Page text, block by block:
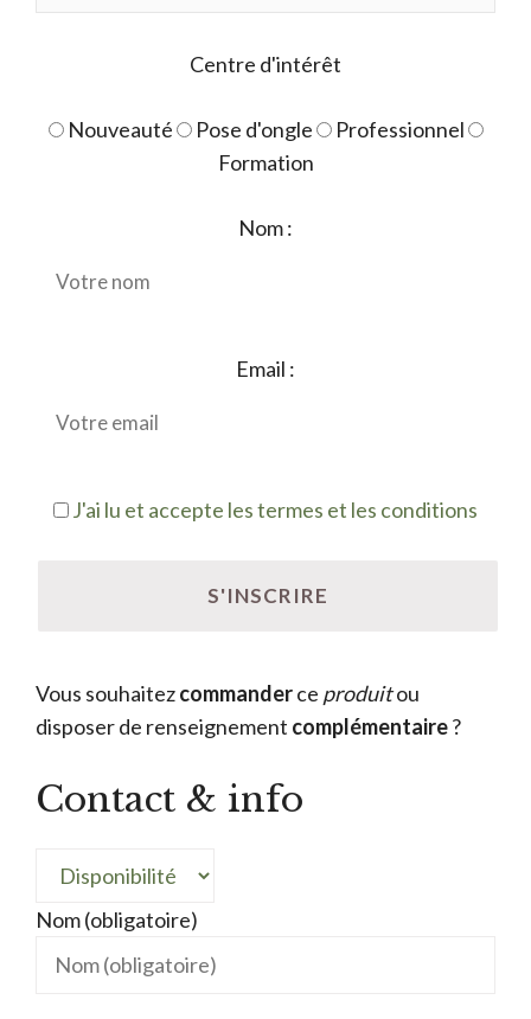
Centre d'intérêt
Nouveauté Pose d'ongle
Professionnel
Formation
Nom :
Email :
J'ai lu et accepte les termes et les conditions
Vous souhaitezcommanderce produitou
disposer de renseignement complémentaire?
Contact & info
Nom (obligatoire)